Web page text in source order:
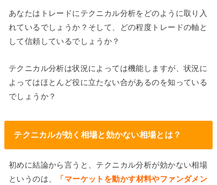
あなたはトレードにテクニカル分析をどのように取り入
れているでしょうか？そして、どの程度トレードの軸と
して信頼しているでしょうか？
テクニカル分析は状況によっては機能しますが、状況に
よってはほとんど役に立たない合があるのを知っている
でしょうか？
テクニカルが効く相場と効かない相場とは？
初めに結論から言うと、テクニカル分析が効かない相場
というのは、
「マーケットを動かす材料やファンダメン